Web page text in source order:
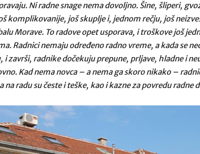
Ni radne snage nema dovoljno. Šine, šliperi,
komplikovanije, još skuplje i, jednom rečju, još
Morave. To radove opet usporava, i troškove još
Radnici nemaju određeno radno vreme, a kada se
i završi, radnike dočekuju prepune, prljave, hladne i
Kad nema novca – a nema ga skoro nikako –
na radu su česte i teške, kao i kazne za povredu radne